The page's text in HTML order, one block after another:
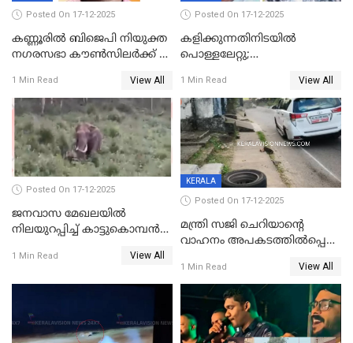
Posted On 17-12-2025
കണ്ണൂരിൽ ബിജെപി നിയുക്ത
നഗരസഭാ കൗൺസിലർക്ക് 36
1 Min Read View All
Posted On 17-12-2025
കളിക്കുന്നതിനിടയിൽ
പൊള്ളലേറ്റു;
ക്ലാസ് വിദ്യാർത്ഥിനി മരിച്ചു
1 Min Read View All
Posted On 17-12-2025
ജനവാസ മേഖലയില്‍
നിലയുറപ്പിച്ച് കാട്ടുകൊമ്പന്‍
1 Min Read View All
KERALA
Posted On 17-12-2025
മന്ത്രി സജി ചെറിയാന്റെ
വാഹനം അപകടത്തിൽപ്പെട്ടു;
രക്ഷപ്പെട്ടത് തലനാരിടയ്ക്ക്
1 Min Read View All